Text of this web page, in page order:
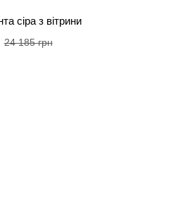
сіра з вітрини
24 185 грн